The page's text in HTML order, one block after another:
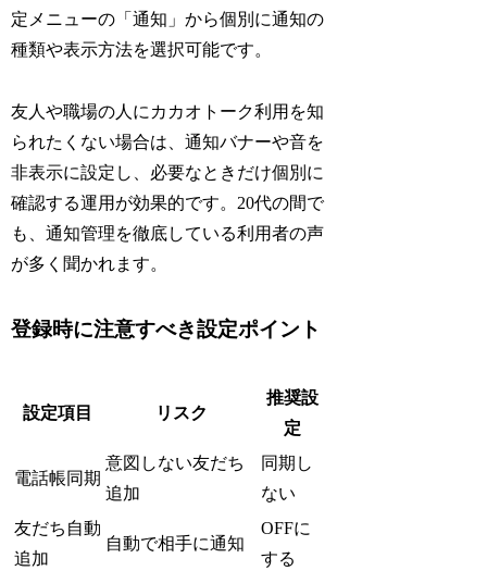
定メニューの「通知」から個別に通知の
種類や表示方法を選択可能です。
友人や職場の人にカカオトーク利用を知
られたくない場合は、通知バナーや音を
非表示に設定し、必要なときだけ個別に
確認する運用が効果的です。20代の間で
も、通知管理を徹底している利用者の声
が多く聞かれます。
登録時に注意すべき設定ポイント
設定項目 リスク
推奨設
定
電話帳同期
意図しない友だち
追加
同期し
ない
友だち自動
追加
自動で相手に通知
OFFに
する